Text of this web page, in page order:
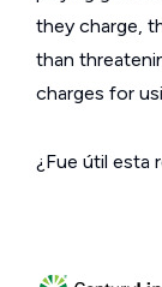
they charge,
than
charges for
¿Fue útil esta